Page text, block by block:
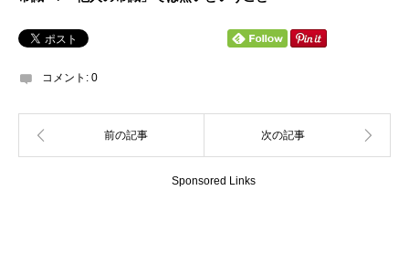
コメント: 0
Sponsored Links